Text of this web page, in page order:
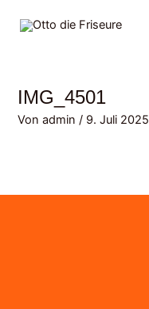
Inhalt
IMG_4501
Vonadmin/ 9. Juli 2025